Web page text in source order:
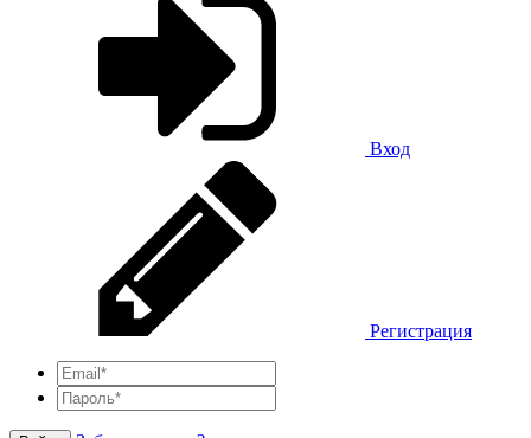
Вход
Регистрация